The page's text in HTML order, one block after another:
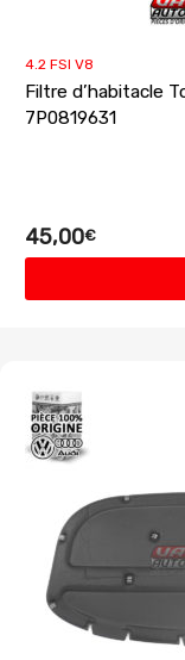
4.2 FSI V8
Filtre d’habitacle
7P0819631
45,00€